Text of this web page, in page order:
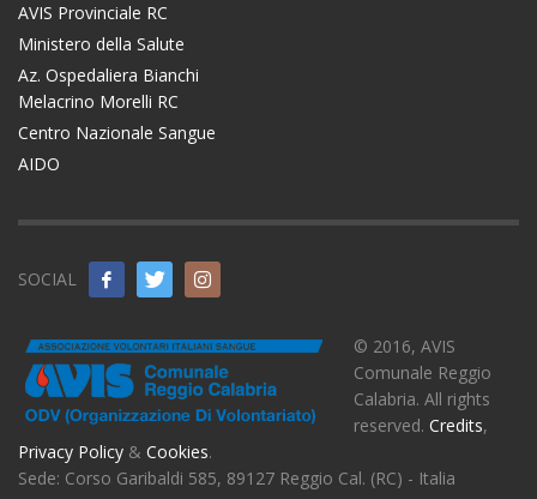
AVIS Provinciale RC
Ministero della Salute
Az. Ospedaliera Bianchi
Melacrino Morelli RC
Centro Nazionale Sangue
AIDO
SOCIAL
© 2016, AVIS
Comunale Reggio
Calabria. All rights
reserved. Credits,
Privacy Policy & Cookies.
Sede: Corso Garibaldi 585, 89127 Reggio Cal. (RC) - Italia